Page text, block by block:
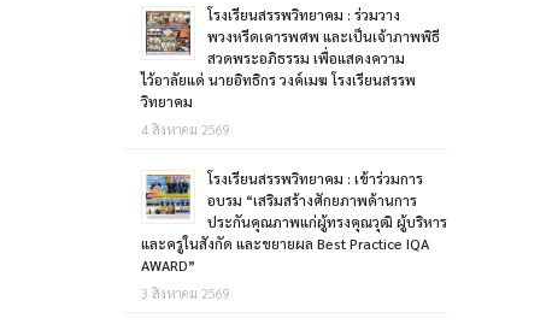
โรงเรียนสรรพวิทยาคม : ร่วมวาง
พวงหรีดเคารพศพ และเป็นเจ้าภาพพิธี
สวดพระอภิธรรม เพื่อแสดงความ
ไว้อาลัยแด่ นายอิทธิกร วงค์เมฆ โรงเรียนสรรพ
วิทยาคม
4 สิงหาคม 2569
โรงเรียนสรรพวิทยาคม : เข้าร่วมการ
อบรม “เสริมสร้างศักยภาพด้านการ
ประกันคุณภาพแก่ผู้ทรงคุณวุฒิ ผู้บริหาร
และครูในสังกัด และขยายผล Best Practice IQA
AWARD”
3 สิงหาคม 2569